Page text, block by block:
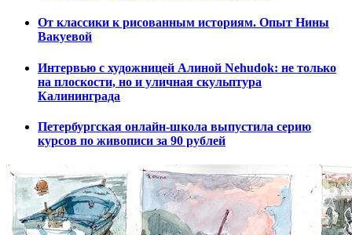
От классики к рисованным историям. Опыт Нины
Вакуевой
Интервью с художницей Алиной Nehudok: не только
на плоскости, но и уличная скульптура
Калининграда
Петербургская онлайн-школа выпустила серию
курсов по живописи за 90 рублей